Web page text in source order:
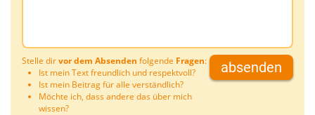
Stelle dirvor dem Absenden folgende Fragen:
Ist mein Text freundlich und respektvoll?
Ist mein Beitrag für alle verständlich?
Möchte ich, dass andere das über mich
wissen?
absenden